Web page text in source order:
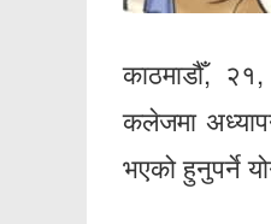
काठमाडौँ,
कलेजमा
भएको हुनुपर्ने